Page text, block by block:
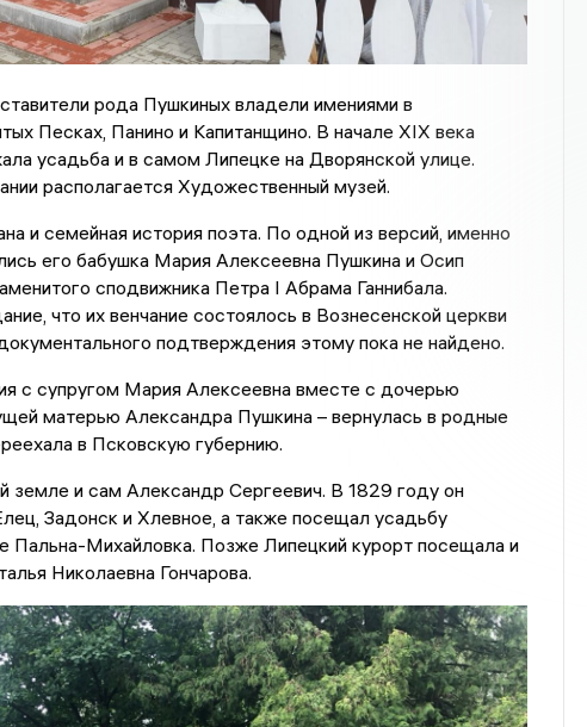
рода Пушкиных владели имениями в
Песках, Панино и Капитанщино. В начале XIX века
усадьба и в самом Липецке на Дворянской улице.
располагается Художественный музей.
и семейная история поэта. По одной из версий, именно
его бабушка Мария Алексеевна Пушкина и Осип
сподвижника Петра I Абрама Ганнибала.
что их венчание состоялось в Вознесенской церкви
подтверждения этому пока не найдено.
с супругом Мария Алексеевна вместе с дочерью
матерью Александра Пушкина – вернулась в родные
в Псковскую губернию.
земле и сам Александр Сергеевич. В 1829 году он
Задонск и Хлевное, а также посещал усадьбу
Пальна-Михайловка. Позже Липецкий курорт посещала и
Николаевна Гончарова.